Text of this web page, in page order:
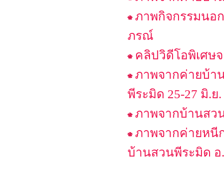
ภาพกิจกรรมนอ
ภรณ์
คลิปวิดีโอพิเศษ
ภาพจากค่ายบ้า
พีระมิด 25-27 มิ.ย.
ภาพจากบ้านสว
ภาพจากค่ายหนี
บ้านสวนพีระมิด